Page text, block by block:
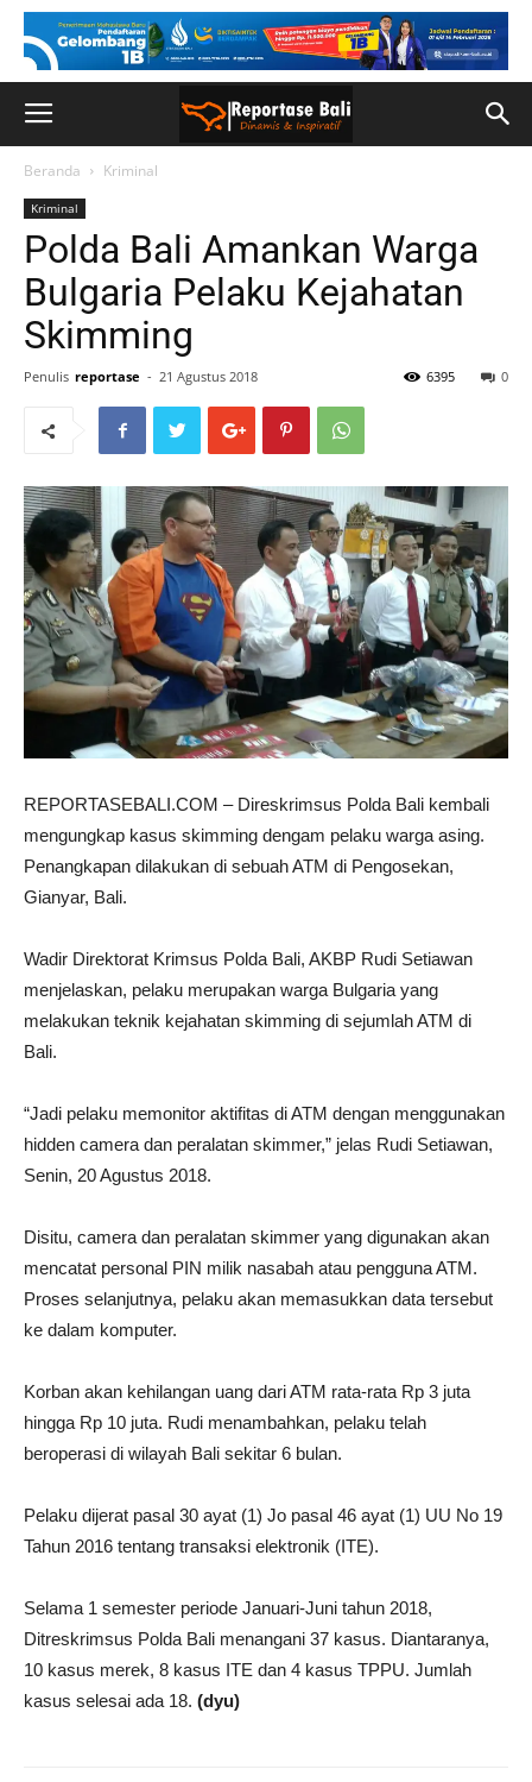
Beranda Kriminal
Kriminal
Polda Bali Amankan Warga
Bulgaria Pelaku Kejahatan
Skimming
Penulis reportase - 21 Agustus 2018 0
6395
REPORTASEBALI.COM – Direskrimsus Polda Bali kembali
mengungkap kasus skimming dengam pelaku warga asing.
Penangkapan dilakukan di sebuah ATM di Pengosekan,
Gianyar, Bali.
Wadir Direktorat Krimsus Polda Bali, AKBP Rudi Setiawan
menjelaskan, pelaku merupakan warga Bulgaria yang
melakukan teknik kejahatan skimming di sejumlah ATM di
Bali.
“Jadi pelaku memonitor aktifitas di ATM dengan menggunakan
hidden camera dan peralatan skimmer,” jelas Rudi Setiawan,
Senin, 20 Agustus 2018.
Disitu, camera dan peralatan skimmer yang digunakan akan
mencatat personal PIN milik nasabah atau pengguna ATM.
Proses selanjutnya, pelaku akan memasukkan data tersebut
ke dalam komputer.
Korban akan kehilangan uang dari ATM rata-rata Rp 3 juta
hingga Rp 10 juta. Rudi menambahkan, pelaku telah
beroperasi di wilayah Bali sekitar 6 bulan.
Pelaku dijerat pasal 30 ayat (1) Jo pasal 46 ayat (1) UU No 19
Tahun 2016 tentang transaksi elektronik (ITE).
Selama 1 semester periode Januari-Juni tahun 2018,
Ditreskrimsus Polda Bali menangani 37 kasus. Diantaranya,
10 kasus merek, 8 kasus ITE dan 4 kasus TPPU. Jumlah
kasus selesai ada 18. (dyu)